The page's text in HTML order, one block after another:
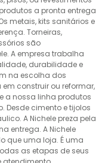
a pronta entrega
metais, kits sanitários e
Torneiras,
são
A empresa trabalha
durabilidade e
na escolha dos
construir ou reformar,
a nossa linha produtos
Desde cimento e tijolos
A Nichele preza pela
entrega. A Nichele
que uma loja. É uma
as etapas de seus